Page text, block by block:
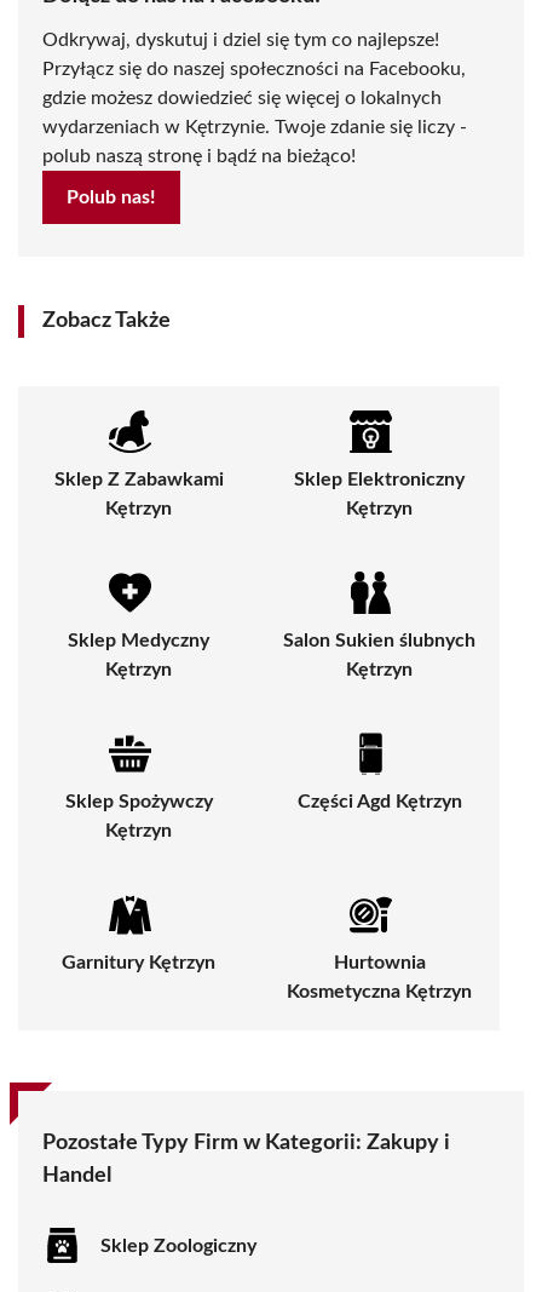
Odkrywaj, dyskutuj i dziel się tym co najlepsze!
Przyłącz się do naszej społeczności na Facebooku,
gdzie możesz dowiedzieć się więcej o lokalnych
wydarzeniach w Kętrzynie. Twoje zdanie się liczy -
polub naszą stronę i bądź na bieżąco!
Polub nas!
Zobacz Także
Sklep Z Zabawkami
Kętrzyn
Sklep Elektroniczny
Kętrzyn
Sklep Medyczny
Kętrzyn
Salon Sukien ślubnych
Kętrzyn
Sklep Spożywczy
Kętrzyn
Części Agd Kętrzyn
Garnitury Kętrzyn
Hurtownia
Kosmetyczna Kętrzyn
Pozostałe Typy Firm w Kategorii: Zakupy i
Handel
Sklep Zoologiczny